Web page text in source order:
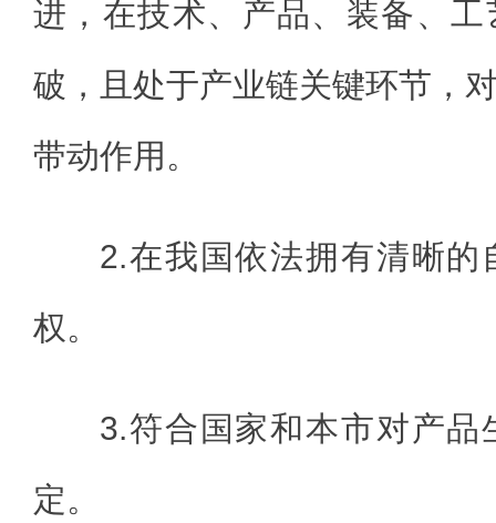
进，在技术、产品、装备、
破，且处于产业链关键环节，
带动作用。
2.在我国依法拥有清晰的
权。
3.符合国家和本市对产品
定。